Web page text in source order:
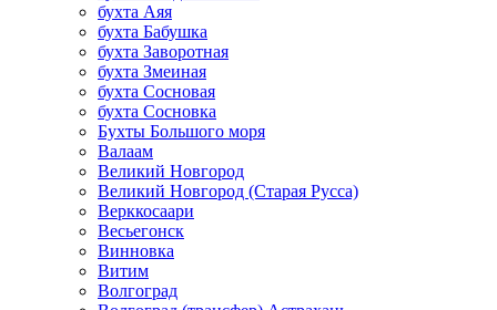
бухта Аяя
бухта Бабушка
бухта Заворотная
бухта Змеиная
бухта Сосновая
бухта Сосновка
Бухты Большого моря
Валаам
Великий Новгород
Великий Новгород (Старая Русса)
Верккосаари
Весьегонск
Винновка
Витим
Волгоград